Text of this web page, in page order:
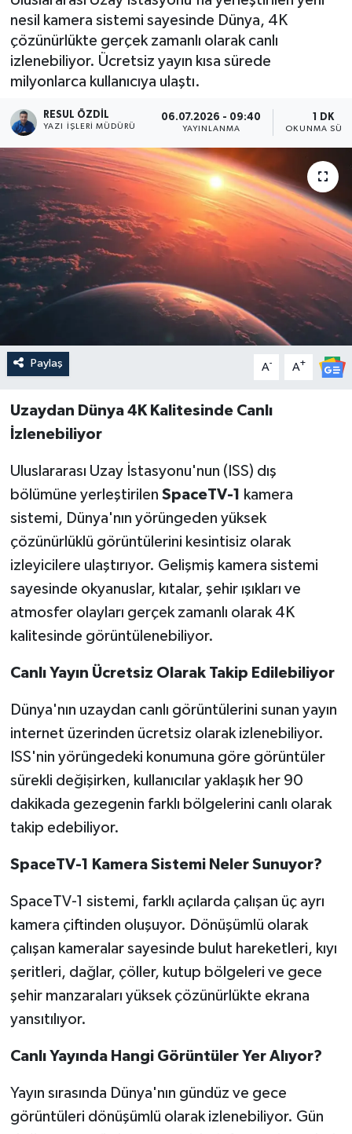
nesil kamera sistemi sayesinde Dünya, 4K
çözünürlükte gerçek zamanlı olarak canlı
izlenebiliyor. Ücretsiz yayın kısa sürede
milyonlarca kullanıcıya ulaştı.
RESUL ÖZDIL
YAZI İŞLERI MÜDÜRÜ
06.07.2026 - 09:40
YAYINLANMA
1 DK
OKUNMA
Paylaş A- A+
Uzaydan Dünya 4K Kalitesinde Canlı
İzlenebiliyor
Uluslararası Uzay İstasyonu'nun (ISS) dış
bölümüne yerleştirilen SpaceTV-1
kamera
sistemi, Dünya'nın yörüngeden yüksek
çözünürlüklü görüntülerini kesintisiz olarak
izleyicilere ulaştırıyor. Gelişmiş kamera sistemi
sayesinde okyanuslar, kıtalar, şehir ışıkları ve
atmosfer olayları gerçek zamanlı olarak 4K
kalitesinde görüntülenebiliyor.
Canlı Yayın Ücretsiz Olarak Takip Edilebiliyor
Dünya'nın uzaydan canlı görüntülerini sunan yayın
internet üzerinden ücretsiz olarak izlenebiliyor.
ISS'nin yörüngedeki konumuna göre görüntüler
sürekli değişirken, kullanıcılar yaklaşık her 90
dakikada gezegenin farklı bölgelerini canlı olarak
takip edebiliyor.
SpaceTV-1 Kamera Sistemi Neler Sunuyor?
SpaceTV-1 sistemi, farklı açılarda çalışan üç ayrı
kamera çiftinden oluşuyor. Dönüşümlü olarak
çalışan kameralar sayesinde bulut hareketleri, kıyı
şeritleri, dağlar, çöller, kutup bölgeleri ve gece
şehir manzaraları yüksek çözünürlükte ekrana
yansıtılıyor.
Canlı Yayında Hangi Görüntüler Yer Alıyor?
Yayın sırasında Dünya'nın gündüz ve gece
görüntüleri dönüşümlü olarak izlenebiliyor. Gün